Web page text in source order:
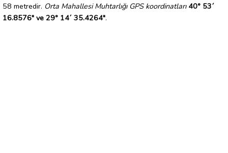
58 metredir. Orta Mahallesi Muhtarlığı GPS koordinatları 40° 53´
16.8576" ve 29° 14´ 35.4264".